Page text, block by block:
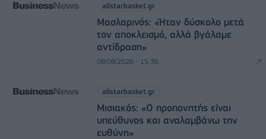
allstarbasket.gr
Μασλαρινός: «Ήταν δύσκολο μετά
τον αποκλεισμό, αλλά βγάλαμε
αντίδραση»
08/08/2026 - 15:36
allstarbasket.gr
Μισιακός: «Ο προπονητής είναι
υπεύθυνος και αναλαμβάνω την
ευθύνη»